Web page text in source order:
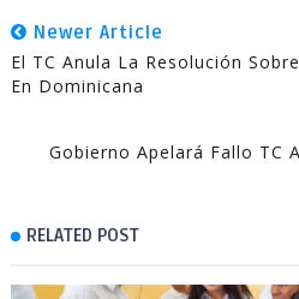
Newer Article
El TC Anula La Resolución
En Dominicana
Gobierno Apelará Fallo TC
RELATED POST